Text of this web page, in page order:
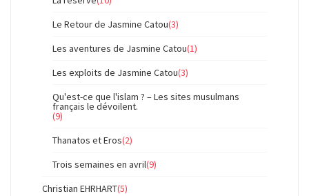
Le Retour de Jasmine Catou(3)
Les aventures de Jasmine Catou(1)
Les exploits de Jasmine Catou(3)
Qu'est-ce que l'islam ? – Les sites musulmans
français le dévoilent.
(9)
Thanatos et Eros(2)
Trois semaines en avril(9)
Christian EHRHART(5)